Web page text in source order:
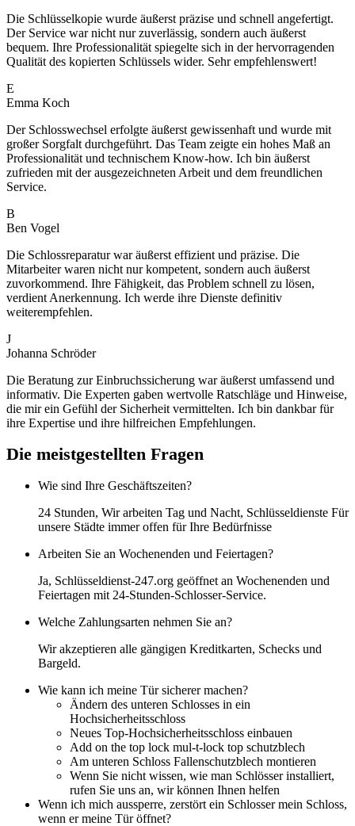
Die Schlüsselkopie wurde äußerst präzise und schnell angefertigt.
Der Service war nicht nur zuverlässig, sondern auch äußerst
bequem. Ihre Professionalität spiegelte sich in der hervorragenden
Qualität des kopierten Schlüssels wider. Sehr empfehlenswert!
E
Emma Koch
Der Schlosswechsel erfolgte äußerst gewissenhaft und wurde mit
großer Sorgfalt durchgeführt. Das Team zeigte ein hohes Maß an
Professionalität und technischem Know-how. Ich bin äußerst
zufrieden mit der ausgezeichneten Arbeit und dem freundlichen
Service.
B
Ben Vogel
Die Schlossreparatur war äußerst effizient und präzise. Die
Mitarbeiter waren nicht nur kompetent, sondern auch äußerst
zuvorkommend. Ihre Fähigkeit, das Problem schnell zu lösen,
verdient Anerkennung. Ich werde ihre Dienste definitiv
weiterempfehlen.
J
Johanna Schröder
Die Beratung zur Einbruchssicherung war äußerst umfassend und
informativ. Die Experten gaben wertvolle Ratschläge und Hinweise,
die mir ein Gefühl der Sicherheit vermittelten. Ich bin dankbar für
ihre Expertise und ihre hilfreichen Empfehlungen.
Die meistgestellten Fragen
Wie sind Ihre Geschäftszeiten?
24 Stunden, Wir arbeiten Tag und Nacht, Schlüsseldienste Für
unsere Städte immer offen für Ihre Bedürfnisse
Arbeiten Sie an Wochenenden und Feiertagen?
Ja, Schlüsseldienst-247.org geöffnet an Wochenenden und
Feiertagen mit 24-Stunden-Schlosser-Service.
Welche Zahlungsarten nehmen Sie an?
Wir akzeptieren alle gängigen Kreditkarten, Schecks und
Bargeld.
Wie kann ich meine Tür sicherer machen?
Ändern des unteren Schlosses in ein
Hochsicherheitsschloss
Neues Top-Hochsicherheitsschloss einbauen
Add on the top lock mul-t-lock top schutzblech
Am unteren Schloss Fallenschutzblech montieren
Wenn Sie nicht wissen, wie man Schlösser installiert,
rufen Sie uns an, wir können Ihnen helfen
Wenn ich mich aussperre, zerstört ein Schlosser mein Schloss,
wenn er meine Tür öffnet?